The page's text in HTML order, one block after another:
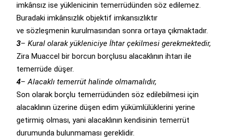
imkânsız ise yüklenicinin temerrüdünden söz edilemez.
Buradaki imkânsızlık objektif imkansızlıktır
ve sözleşmenin kurulmasından sonra ortaya çıkmaktadır.
3– Kural olarak yükleniciye İhtar çekilmesi gerekmektedir,
Zira Muaccel bir borcun borçlusu alacaklının ihtarı ile
temerrüde düşer.
4– Alacaklı temerrüt halinde olmamalıdır,
Son olarak borçlu temerrüdünden söz edilebilmesi için
alacaklının üzerine düşen edim yükümlülüklerini yerine
getirmiş olması, yani alacaklının kendisinin temerrüt
durumunda bulunmaması gereklidir.